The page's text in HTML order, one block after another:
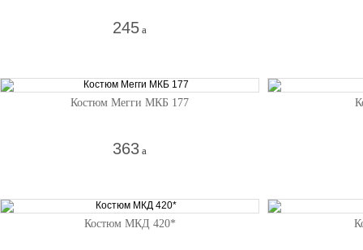
245 a
Костюм Мегги МКБ 177
363 a
Костюм МКД 420*